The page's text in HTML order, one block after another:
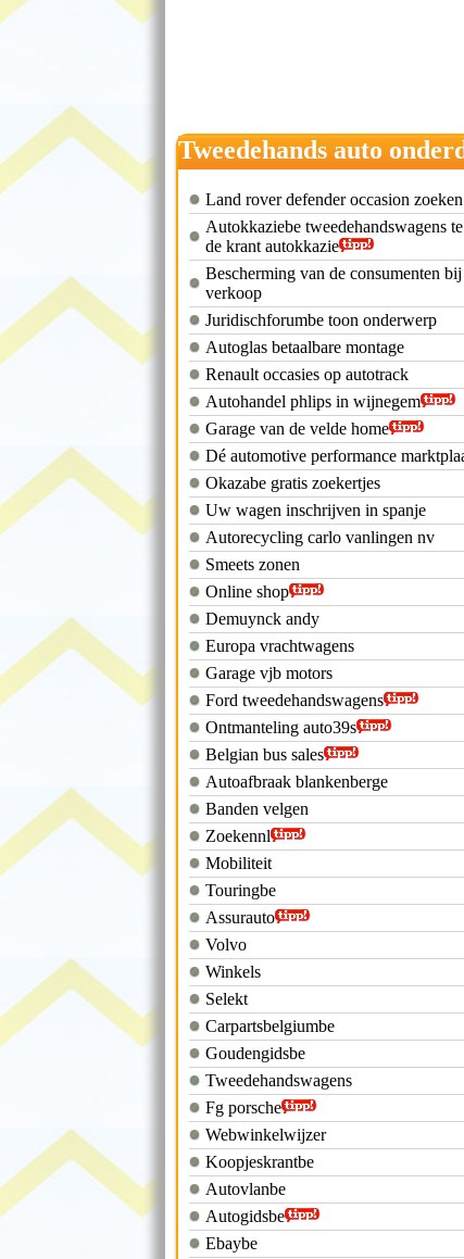
Tweedehands auto
belgie
Land rover defender occasion zoeken
Autokkaziebe tweedehandswagens
de krant autokkazie
Bescherming van de consumenten
verkoop
Juridischforumbe toon onderwerp
Autoglas betaalbare montage
Renault occasies op autotrack
Autohandel phlips in wijnegem
Garage van de velde home
Dé automotive performance
Okazabe gratis zoekertjes
Uw wagen inschrijven in spanje
Autorecycling carlo vanlingen nv
Smeets zonen
Online shop
Demuynck andy
Europa vrachtwagens
Garage vjb motors
Ford tweedehandswagens
Ontmanteling auto39s
Belgian bus sales
Autoafbraak blankenberge
Banden velgen
Zoekennl
Mobiliteit
Touringbe
Assurauto
Volvo
Winkels
Selekt
Carpartsbelgiumbe
Goudengidsbe
Tweedehandswagens
Fg porsche
Webwinkelwijzer
Koopjeskrantbe
Autovlanbe
Autogidsbe
Ebaybe